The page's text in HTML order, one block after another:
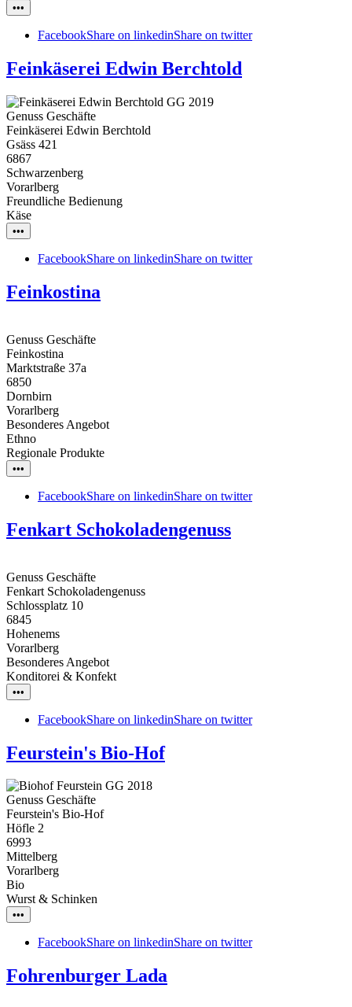
•••
FacebookShare on linkedinShare on twitter
Feinkäserei Edwin Berchtold
Genuss Geschäfte
Feinkäserei Edwin Berchtold
Gsäss 421
6867
Schwarzenberg
Vorarlberg
Freundliche Bedienung
Käse
•••
FacebookShare on linkedinShare on twitter
Feinkostina
Genuss Geschäfte
Feinkostina
Marktstraße 37a
6850
Dornbirn
Vorarlberg
Besonderes Angebot
Ethno
Regionale Produkte
•••
FacebookShare on linkedinShare on twitter
Fenkart Schokoladengenuss
Genuss Geschäfte
Fenkart Schokoladengenuss
Schlossplatz 10
6845
Hohenems
Vorarlberg
Besonderes Angebot
Konditorei & Konfekt
•••
FacebookShare on linkedinShare on twitter
Feurstein's Bio-Hof
Genuss Geschäfte
Feurstein's Bio-Hof
Höfle 2
6993
Mittelberg
Vorarlberg
Bio
Wurst & Schinken
•••
FacebookShare on linkedinShare on twitter
Fohrenburger Lada